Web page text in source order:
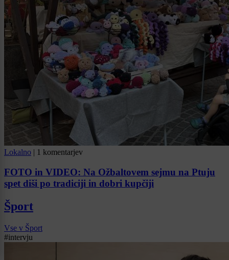
Lokalno | 1 komentarjev
FOTO in VIDEO: Na Ožbaltovem sejmu na Ptuju
spet diši po tradiciji in dobri kupčiji
Šport
Vse v Šport
#intervju